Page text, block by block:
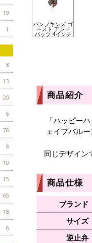
19
1
8
13
20
6
76
8
10
15
65
18
6
パンプキンズ ゴ
ースト アンド
バッツ 4インチ
商品紹介
「ハッピー
ェイプバル
同じデザイン
商品仕様
ブランド
サイズ
逆止弁